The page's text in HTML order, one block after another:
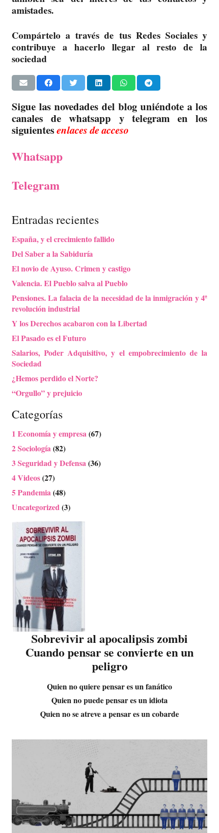
amistades.
Compártelo a través de tus Redes Sociales y
contribuye a hacerlo llegar al resto de la
sociedad
Sigue las novedades del blog uniéndote a los
canales de whatsapp y telegram en los
siguientesenlaces de acceso
Whatsapp
Telegram
Entradas recientes
España, y el crecimiento fallido
Del Saber a la Sabiduría
El novio de Ayuso. Crimen y castigo
Valencia. El Pueblo salva al Pueblo
Pensiones. La falacia de la necesidad de la inmigración y 4ª
revolución industrial
Y los Derechos acabaron con la Libertad
El Pasado es el Futuro
Salarios, Poder Adquisitivo, y el empobrecimiento de la
Sociedad
¿Hemos perdido el Norte?
“Orgullo” y prejuicio
Categorías
1 Economía y empresa (67)
2 Sociología (82)
3 Seguridad y Defensa (36)
4 Videos(27)
5 Pandemia (48)
Uncategorized (3)
Sobrevivir al apocalipsis zombi
Cuando pensar se convierte en un
peligro
Quien no quiere pensar es un fanático
Quien no puede pensar es un idiota
Quien no se atreve a pensar es un cobarde